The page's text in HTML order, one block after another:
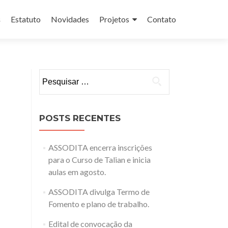
Estatuto Novidades Projetos Contato
por:
POSTS RECENTES
ASSODITA encerra inscrições
para o Curso de Talian e inicia
aulas em agosto.
ASSODITA divulga Termo de
Fomento e plano de trabalho.
Edital de convocação da